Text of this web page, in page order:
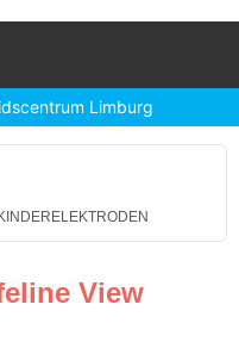
Limburg
View